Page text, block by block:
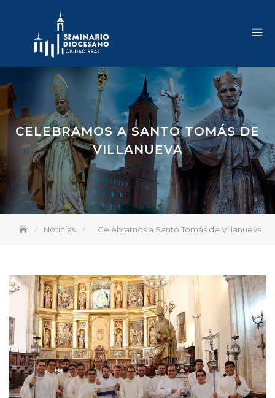
CELEBRAMOS A SANTO TOMÁS DE
VILLANUEVA
Noticias Celebramos a Santo Tomás de Villanueva